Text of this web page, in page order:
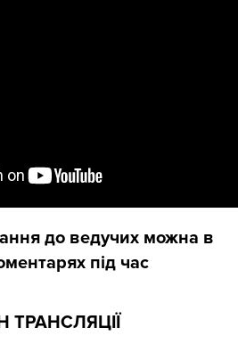
до ведучих можна в
під час
ТРАНСЛЯЦІЇ